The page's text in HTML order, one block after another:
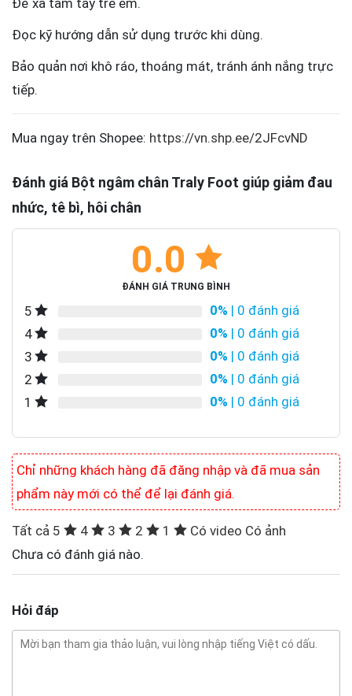
Để xa tầm tay trẻ em.
Đọc kỹ hướng dẫn sử dụng trước khi dùng.
Bảo quản nơi khô ráo, thoáng mát, tránh ánh nắng trực
tiếp.
Mua ngay trên Shopee: https://vn.shp.ee/2JFcvND
Đánh giá Bột ngâm chân Traly Foot giúp giảm đau
nhức, tê bì, hôi chân
0.0
ĐÁNH GIÁ TRUNG BÌNH
5 0% | 0 đánh giá
4
0% | 0 đánh giá
3
0% | 0 đánh giá
2
0% | 0 đánh giá
1
0% | 0 đánh giá
Chỉ những khách hàng đã đăng nhập và đã mua sản
phẩm này mới có thể để lại đánh giá.
Tất cả 5 4 3 2 1 Có video Có ảnh
Chưa có đánh giá nào.
Hỏi đáp